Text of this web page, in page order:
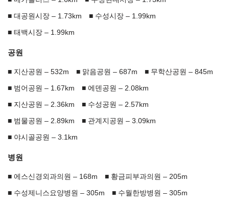
대공원시장 – 1.73km 수성시장 – 1.99km
태백시장 – 1.99km
공원
지산공원 – 532m 맑음공원 – 687m 무학산공원 – 845m
범어공원 – 1.67km 에덴공원 – 2.08km
지산공원 – 2.36km 수성공원 – 2.57km
범물공원 – 2.89km 관계지공원 – 3.09km
야시골공원 – 3.1km
병원
에스신경외과의원 – 168m 황금피부과의원 – 205m
수성제니스요양병원 – 305m 수월한방병원 – 305m